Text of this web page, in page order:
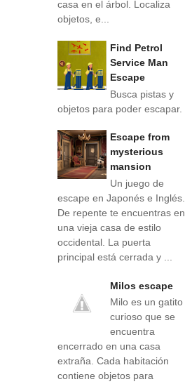
casa en el árbol. Localiza
objetos, e...
Find Petrol
Service Man
Escape
Busca pistas y
objetos para poder escapar.
Escape from
mysterious
mansion
Un juego de
escape en Japonés e Inglés.
De repente te encuentras en
una vieja casa de estilo
occidental. La puerta
principal está cerrada y ...
Milos escape
Milo es un gatito
curioso que se
encuentra
encerrado en una casa
extraña. Cada habitación
contiene objetos para